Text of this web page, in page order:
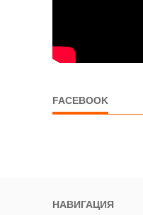
FACEBOOK
НАВИГАЦИЯ